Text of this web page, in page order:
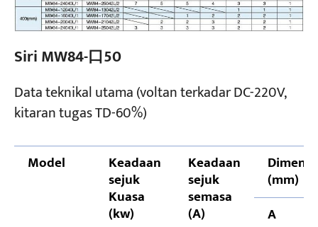
Siri MW84-口50
Data teknikal utama (voltan terkadar DC-220V,
kitaran tugas TD-60%)
Model Keadaan
sejuk
Kuasa
(kw)
Keadaan
sejuk
semasa
(A)
(mm)
A